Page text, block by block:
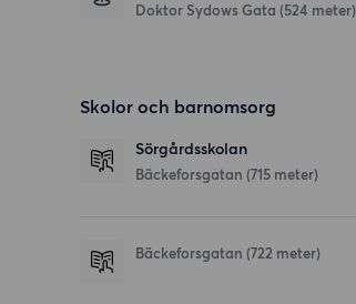
Doktor Sydows Gata (524 meter)
Skolor och barnomsorg
Sörgårdsskolan
Bäckeforsgatan (715 meter)
Bäckeforsgatan (722 meter)